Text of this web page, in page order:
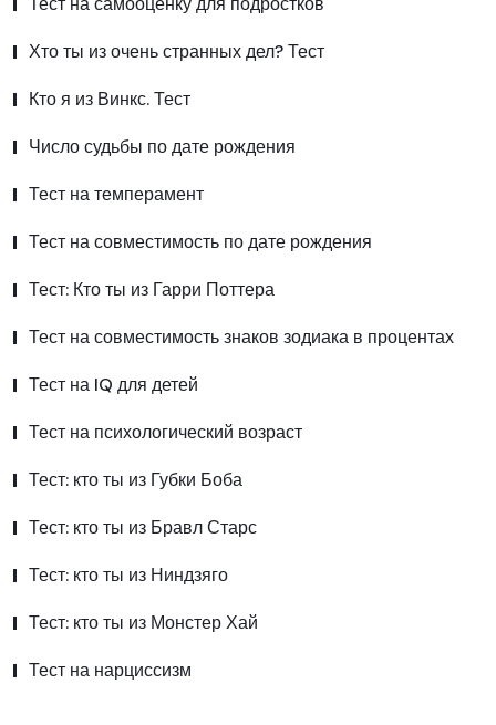
Хто ты из очень странных дел? Тест
Кто я из Винкс. Тест
Число судьбы по дате рождения
Тест на темперамент
Тест на совместимость по дате рождения
Тест: Кто ты из Гарри Поттера
Тест на совместимость знаков зодиака в процентах
Тест на IQ для детей
Тест на психологический возраст
Тест: кто ты из Губки Боба
Тест: кто ты из Бравл Старс
Тест: кто ты из Ниндзяго
Тест: кто ты из Монстер Хай
Тест на нарциссизм